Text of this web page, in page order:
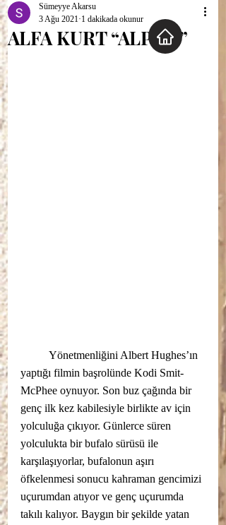
ALFA KURT “ALPHA”
Sümeyye Akarsu
3 Ağu 2021 1 dakikada okunur
yaptığı filmin başrolünde Kodi Smit-
McPhee oynuyor. Son buz çağında bir
genç ilk kez kabilesiyle birlikte av için
yolculuğa çıkıyor. Günlerce süren
yolculukta bir bufalo sürüsü ile
karşılaşıyorlar, bufalonun aşırı
öfkelenmesi sonucu kahraman gencimizi
uçurumdan atıyor ve genç uçurumda
takılı kalıyor. Baygın bir şekilde yatan